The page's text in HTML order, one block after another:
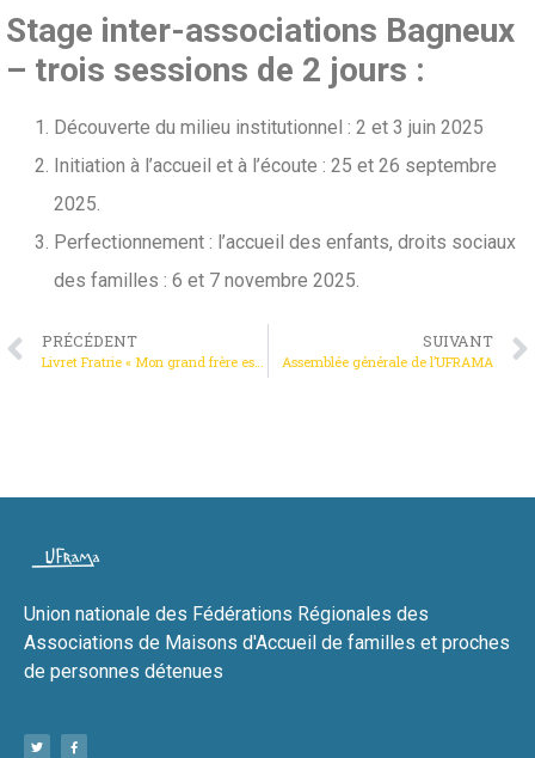
Stage inter-associations Bagneux
– trois sessions de 2 jours :
Découverte du milieu institutionnel : 2 et 3 juin 2025
Initiation à l’accueil et à l’écoute : 25 et 26 septembre
2025.
Perfectionnement : l’accueil des enfants, droits sociaux
des familles : 6 et 7 novembre 2025.
PRÉCÉDENT SUIVANT
Assemblée générale de l’UFRAMA
Union nationale des Fédérations Régionales des
Associations de Maisons d'Accueil de familles et proches
de personnes détenues